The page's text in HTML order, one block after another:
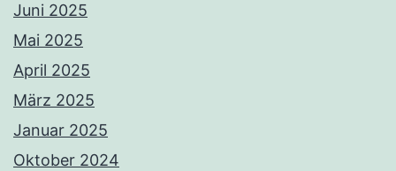
Juni 2025
Mai 2025
April 2025
März 2025
Januar 2025
Oktober 2024